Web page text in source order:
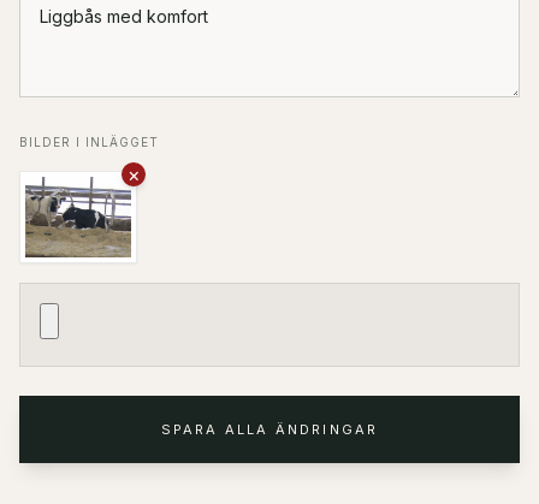
BILDER I INLÄGGET
×
SPARA ALLA ÄNDRINGAR